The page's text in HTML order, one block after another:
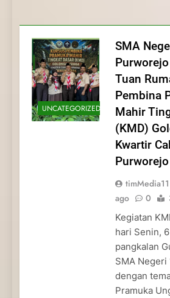
dan Pengabdian
Pramuka
Pramuka
Kepedulian
UNCATEGORIZED
SMA
Tuan
Pembina
Mahir
(KMD)
Kwartir
timMedia11
ago
0
Kegiatan
hari Senin,
pangkalan
SMA Negeri
dengan
Pramuka